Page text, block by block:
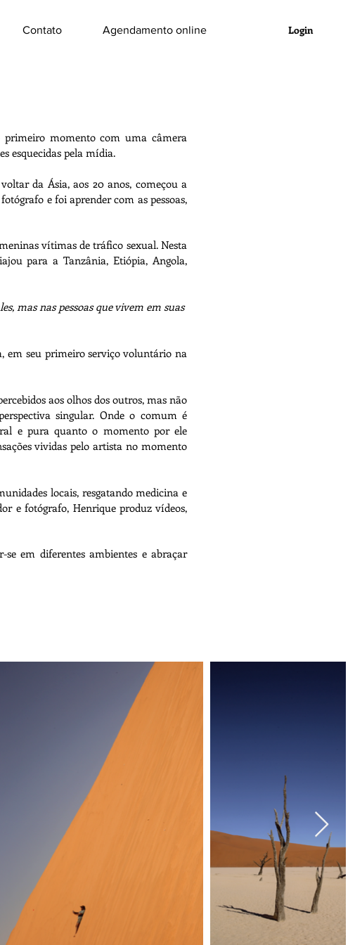
Contato Agendamento online Login
primeiro momento com uma câmera
esquecidas pela mídia.
da Ásia, aos 20 anos, começou a
e foi aprender com as pessoas,
vítimas de tráfico sexual. Nesta
para a Tanzânia, Etiópia, Angola,
mas nas pessoas que vivem em suas
em seu primeiro serviço voluntário na
aos olhos dos outros, mas não
singular. Onde o comum é
e pura quanto o momento por ele
vividas pelo artista no momento
locais, resgatando medicina e
e fotógrafo, Henrique produz vídeos,
se em diferentes ambientes e abraçar